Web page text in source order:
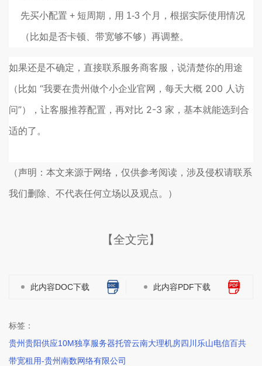
先买小配置 + 短周期，用 1-3 个月，根据实际使用情况
（比如是否卡顿、带宽够不够）再调整。
如果还是不确定，直接联系服务商客服，说清楚你的用途
（比如 “我要在贵州做个小企业官网，每天大概 200 人访
问”），让客服推荐配置，再对比 2-3 家，基本就能选到合
适的了。
（声明：本文来源于网络，仅供参考阅读，涉及侵权请联系
我们删除、不代表任何立场以及观点。）
【全文完】
此内容DOC下载 此内容PDF下载
标签：
贵州贵阳供应10M独享服务器托管云南大理机房四川乐山电信百共
带宽租用-贵州南数网络有限公司